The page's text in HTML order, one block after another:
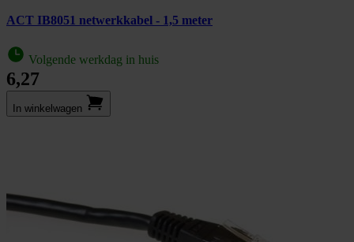
ACT IB8051 netwerkkabel - 1,5 meter
Volgende werkdag in huis
6,27
In winkel­wagen